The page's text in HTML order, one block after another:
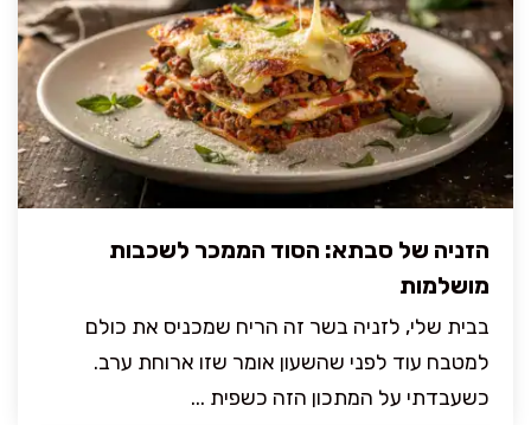
הזניה של סבתא: הסוד הממכר לשכבות
מושלמות
בבית שלי, לזניה בשר זה הריח שמכניס את כולם
למטבח עוד לפני שהשעון אומר שזו ארוחת ערב.
כשעבדתי על המתכון הזה כשפית ...